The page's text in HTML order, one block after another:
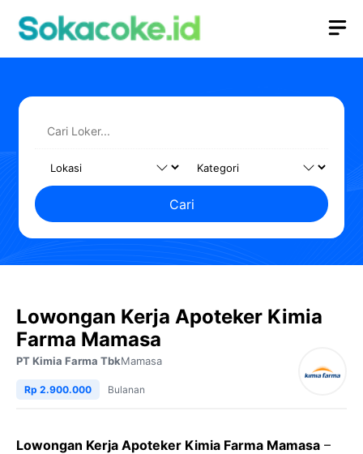
Cari
Lowongan Kerja Apoteker Kimia
Farma Mamasa
PT Kimia Farma TbkMamasa
Rp 2.900.000 Bulanan
Lowongan Kerja Apoteker Kimia Farma Mamasa –